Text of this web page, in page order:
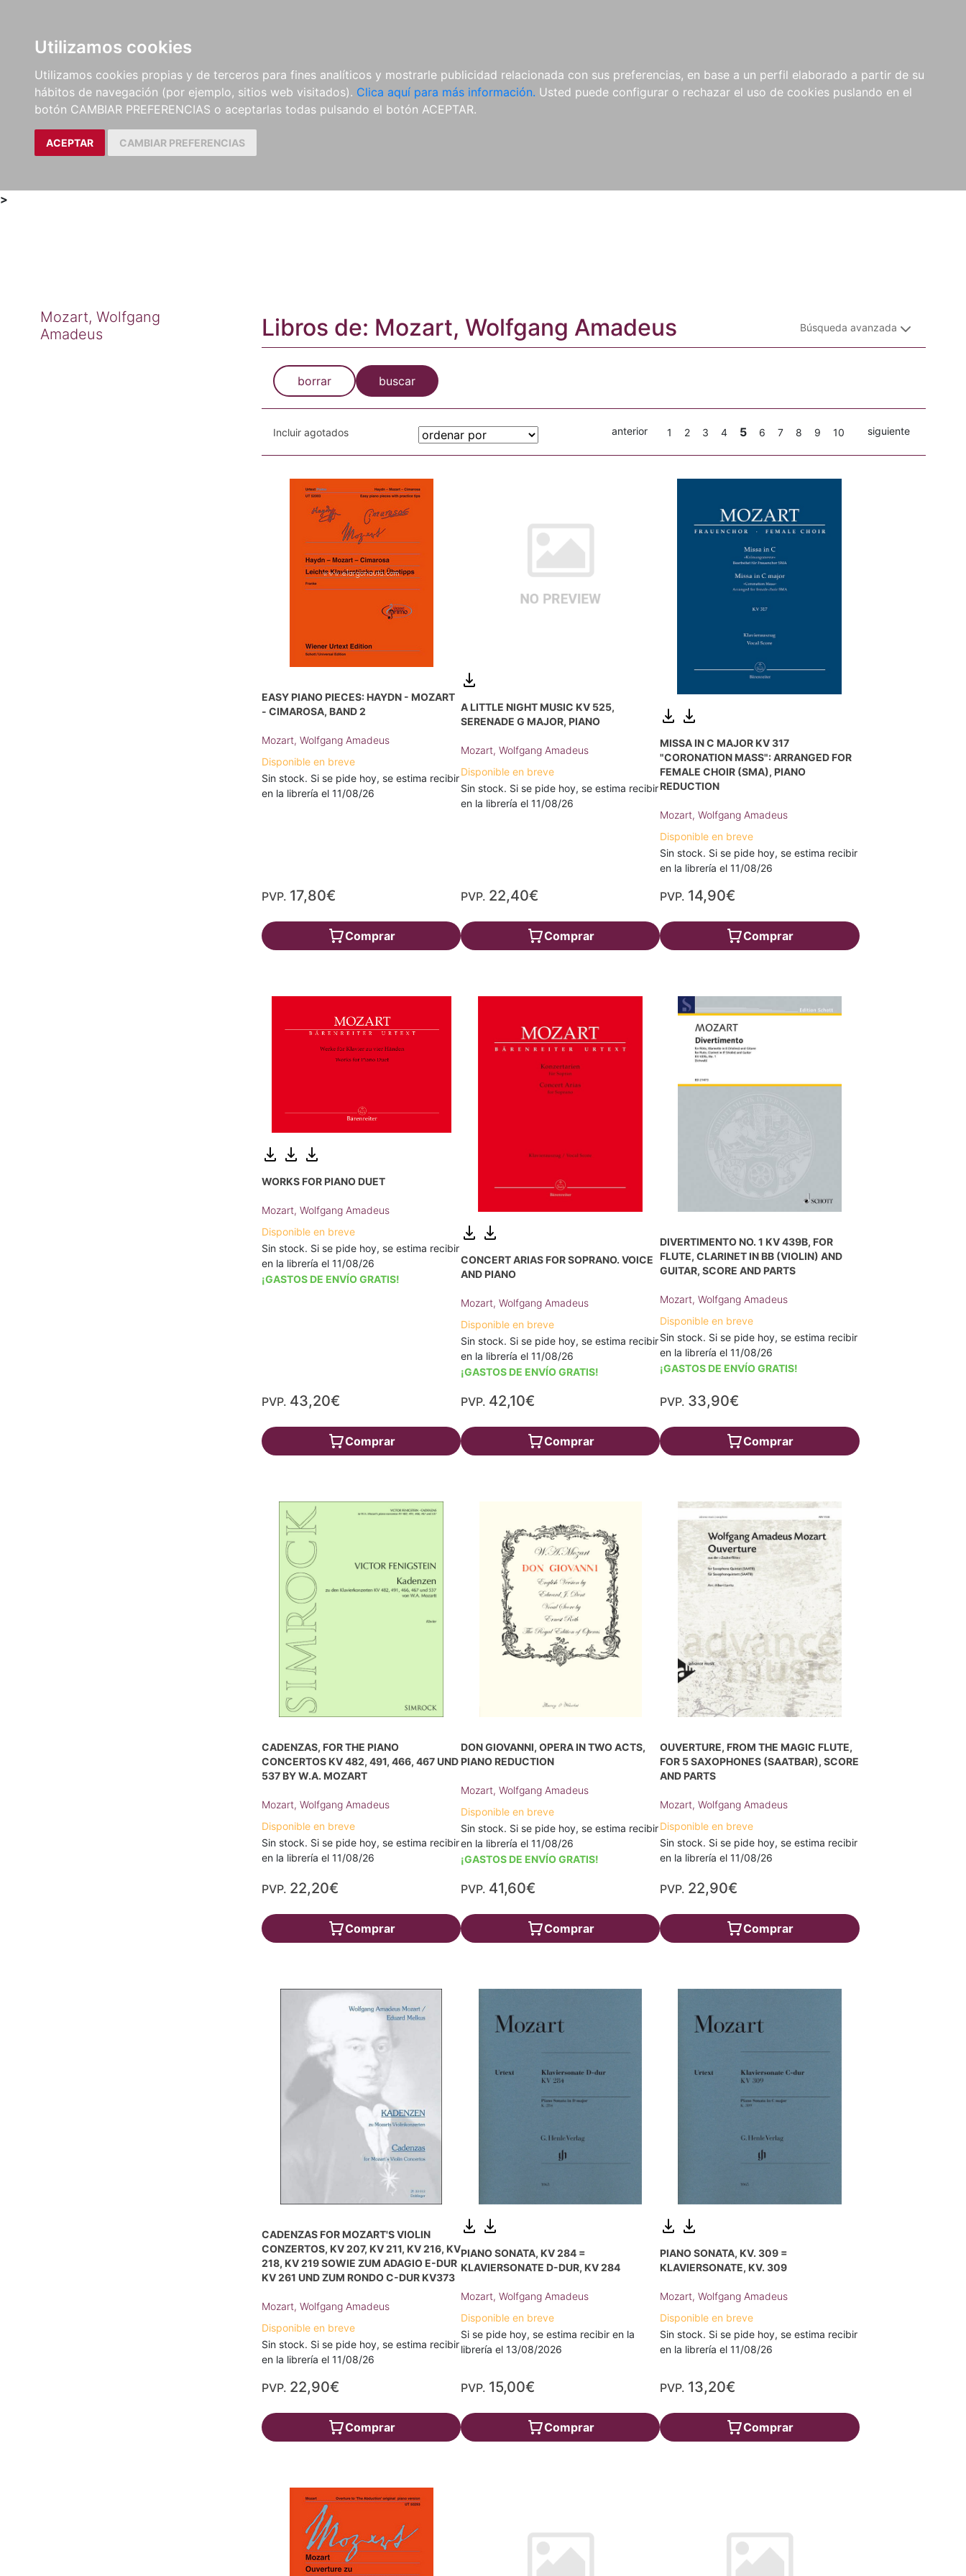
Utilizamos cookies
Utilizamos cookies propias y de terceros para fines analíticos y mostrarle publicidad relacionada con sus preferencias, en base a un perfil elaborado a partir de su
hábitos de navegación (por ejemplo, sitios web visitados). Clica aquí para más información. Usted puede configurar o rechazar el uso de cookies puslando en el
botón CAMBIAR PREFERENCIAS o aceptarlas todas pulsando el botón ACEPTAR.
ACEPTAR CAMBIAR PREFERENCIAS
LIBROS
MÉTODOS Y
EJERCICIOS
PARTITURAS Y EDICIONES
CRÍTICAS
REVISTAS
CDS Y
DVDS
MATERIAL
COMPLEMENTARIO
NOVEDADES NOTICIAS
COMPRAS
INSTITUCIONALES
>
Mozart, Wolfgang
Amadeus
Libros de: Mozart, Wolfgang Amadeus Búsqueda avanzada
borrar buscar
Incluir agotados anterior 1 2 3 4 5 6 7 8 9 10 siguiente
EASY PIANO PIECES: HAYDN - MOZART
- CIMAROSA, BAND 2
Mozart, Wolfgang Amadeus
Disponible en breve
Sin stock. Si se pide hoy, se estima recibir
en la librería el 11/08/26
PVP. 17,80€
Comprar
A LITTLE NIGHT MUSIC KV 525,
SERENADE G MAJOR, PIANO
Mozart, Wolfgang Amadeus
Disponible en breve
Sin stock. Si se pide hoy, se estima recibir
en la librería el 11/08/26
PVP. 22,40€
Comprar
MISSA IN C MAJOR KV 317
"CORONATION MASS": ARRANGED FOR
FEMALE CHOIR (SMA), PIANO
REDUCTION
Mozart, Wolfgang Amadeus
Disponible en breve
Sin stock. Si se pide hoy, se estima recibir
en la librería el 11/08/26
PVP. 14,90€
Comprar
WORKS FOR PIANO DUET
Mozart, Wolfgang Amadeus
Disponible en breve
Sin stock. Si se pide hoy, se estima recibir
en la librería el 11/08/26
¡GASTOS DE ENVÍO GRATIS!
PVP. 43,20€
Comprar
CONCERT ARIAS FOR SOPRANO. VOICE
AND PIANO
Mozart, Wolfgang Amadeus
Disponible en breve
Sin stock. Si se pide hoy, se estima recibir
en la librería el 11/08/26
¡GASTOS DE ENVÍO GRATIS!
PVP. 42,10€
Comprar
DIVERTIMENTO NO. 1 KV 439B, FOR
FLUTE, CLARINET IN BB (VIOLIN) AND
GUITAR, SCORE AND PARTS
Mozart, Wolfgang Amadeus
Disponible en breve
Sin stock. Si se pide hoy, se estima recibir
en la librería el 11/08/26
¡GASTOS DE ENVÍO GRATIS!
PVP. 33,90€
Comprar
CADENZAS, FOR THE PIANO
CONCERTOS KV 482, 491, 466, 467 UND
537 BY W.A. MOZART
Mozart, Wolfgang Amadeus
Disponible en breve
Sin stock. Si se pide hoy, se estima recibir
en la librería el 11/08/26
PVP. 22,20€
Comprar
DON GIOVANNI, OPERA IN TWO ACTS,
PIANO REDUCTION
Mozart, Wolfgang Amadeus
Disponible en breve
Sin stock. Si se pide hoy, se estima recibir
en la librería el 11/08/26
¡GASTOS DE ENVÍO GRATIS!
PVP. 41,60€
Comprar
OUVERTURE, FROM THE MAGIC FLUTE,
FOR 5 SAXOPHONES (SAATBAR), SCORE
AND PARTS
Mozart, Wolfgang Amadeus
Disponible en breve
Sin stock. Si se pide hoy, se estima recibir
en la librería el 11/08/26
PVP. 22,90€
Comprar
CADENZAS FOR MOZART'S VIOLIN
CONZERTOS, KV 207, KV 211, KV 216, KV
218, KV 219 SOWIE ZUM ADAGIO E-DUR
KV 261 UND ZUM RONDO C-DUR KV373
Mozart, Wolfgang Amadeus
Disponible en breve
Sin stock. Si se pide hoy, se estima recibir
en la librería el 11/08/26
PVP. 22,90€
Comprar
PIANO SONATA, KV 284 =
KLAVIERSONATE D-DUR, KV 284
Mozart, Wolfgang Amadeus
Disponible en breve
Si se pide hoy, se estima recibir en la
librería el 13/08/2026
PVP. 15,00€
Comprar
PIANO SONATA, KV. 309 =
KLAVIERSONATE, KV. 309
Mozart, Wolfgang Amadeus
Disponible en breve
Sin stock. Si se pide hoy, se estima recibir
en la librería el 11/08/26
PVP. 13,20€
Comprar